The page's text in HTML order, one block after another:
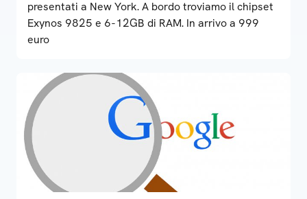
presentati a New York. A bordo troviamo il chipset
Exynos 9825 e 6-12GB di RAM. In arrivo a 999
euro